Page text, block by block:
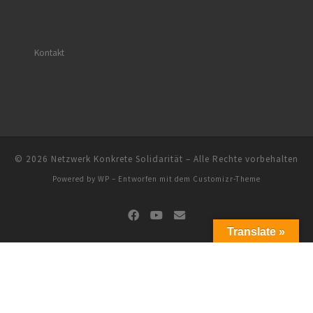
Kontakt
© 2026 Netzwerk Konkrete Solidarität – Alle Rechte vorbehalten
Powered by WP – Entworfen mit dem Customizr-Theme
Translate »